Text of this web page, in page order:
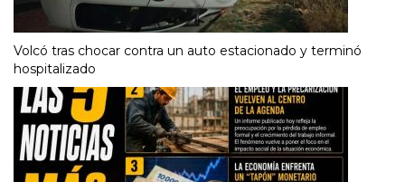
Volcó tras chocar contra un auto estacionado y terminó
hospitalizado